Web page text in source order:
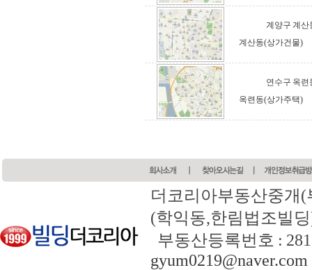
계양구 계산
계산동(상가건물)
연수구 옥련
옥련동(상가주택)
더코리아부동산중개
(학익동,한림법조빌
부동산등록번호 :
gyum0219@naver.com